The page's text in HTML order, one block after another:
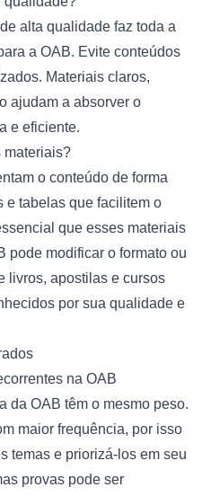
alta qualidade faz toda a
a OAB. Evite conteúdos
Materiais claros,
ajudam a absorver o
e eficiente.
materiais?
o conteúdo de forma
e tabelas que facilitem o
que esses materiais
pode modificar o formato ou
livros, apostilas e cursos
por sua qualidade e
na OAB
da OAB têm o mesmo peso.
maior frequência, por isso
temas e priorizá-los em seu
provas pode ser